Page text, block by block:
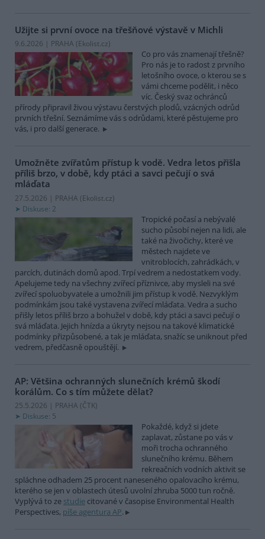
Užijte si první ovoce na třešňové výstavě v Michli
9.6.2026 | PRAHA (Ekolist.cz)
Co pro vás znamenají třešně?
Pro nás je to radost z prvního
letošního ovoce, o kterou se s
vámi chceme podělit, i něco
víc. Český svaz ochránců
přírody připravil živou výstavu čerstvých plodů, vzácných odrůd
prvních třešní. Seznámíme vás s odrůdami, které pěstujeme pro
vás, i pro další generace.
Umožněte zvířatům přístup k vodě. Vedra letos přišla
příliš brzo, v době, kdy ptáci a savci pečují o svá
mláďata
27.5.2026 | PRAHA (Ekolist.cz)
Diskuse: 2
Tropické počasí a nebývalé
sucho působí nejen na lidi, ale
také na živočichy, které ve
městech najdete ve
vnitroblocích, zahrádkách, v
parcích, dutinách domů apod. Trpí vedrem a nedostatkem vody.
Apelujeme tedy na všechny zvířecí příznivce, aby mysleli na své
zvířecí spoluobyvatele a umožnili jim přístup k vodě. Nezvyklým
podmínkám jsou také vystavena zvířecí mláďata. Vedra a sucho
přišly letos příliš brzo a bohužel v době, kdy ptáci a savci pečují o
svá mláďata. Jejich hnízda a úkryty nejsou na takové klimatické
podmínky přizpůsobené, a tak je mláďata, snažíc se uniknout před
vedrem, předčasně opouštějí.
AP: Většina ochranných slunečních krémů škodí
korálům. Co s tím můžete dělat?
25.5.2026 | PRAHA (ČTK)
Diskuse: 5
Pokaždé, když si jdete
zaplavat, zůstane po vás v
moři trocha ochranného
slunečního krému. Během
rekreačních vodních aktivit se
spláchne odhadem 25 procent naneseného opalovacího krému,
kterého se jen v oblastech útesů uvolní zhruba 5000 tun ročně.
Vyplývá to ze studie citované v časopise Environmental Health
Perspectives, píše agentura AP.